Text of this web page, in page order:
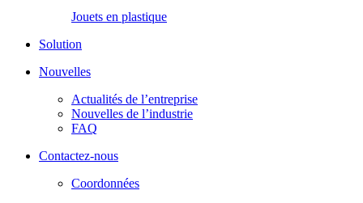
Jouets en plastique
Solution
Nouvelles
Actualités de l’entreprise
Nouvelles de l’industrie
FAQ
Contactez-nous
Coordonnées